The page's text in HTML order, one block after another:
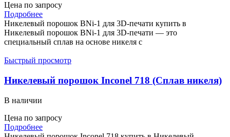
Цена по запросу
Подробнее
Никелевый порошок BNi-1 для 3D-печати купить в
Никелевый порошок BNi-1 для 3D-печати — это
специальный сплав на основе никеля с
Быстрый просмотр
Никелевый порошок Inconel 718 (Сплав никеля)
В наличии
Цена по запросу
Подробнее